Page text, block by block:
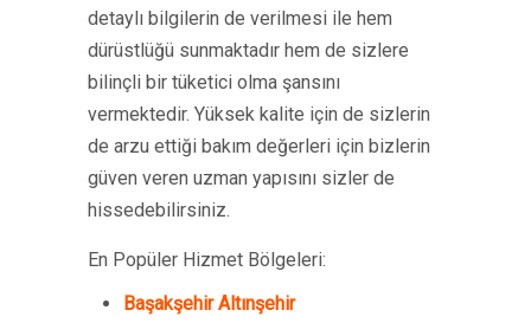
detaylı bilgilerin de verilmesi ile hem
dürüstlüğü sunmaktadır hem de sizlere
bilinçli bir tüketici olma şansını
vermektedir. Yüksek kalite için de sizlerin
de arzu ettiği bakım değerleri için bizlerin
güven veren uzman yapısını sizler de
hissedebilirsiniz.
En Popüler Hizmet Bölgeleri:
Başakşehir Altınşehir